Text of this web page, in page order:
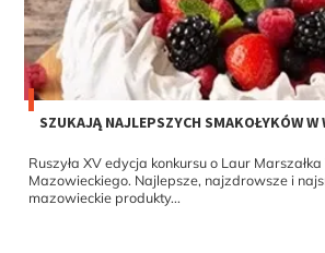
SZUKAJĄ NAJLEPSZYCH SMAKOŁYKÓW W
Ruszyła XV edycja konkursu o Laur
Mazowieckiego. Najlepsze, najzdrowsze i
mazowieckie produkty...